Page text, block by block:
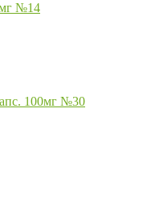
№14
100мг №30